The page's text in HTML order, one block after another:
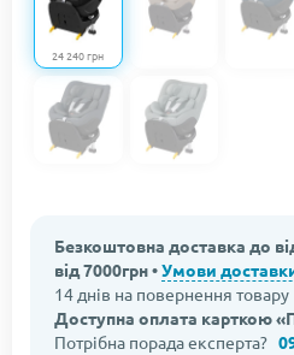
24 240 грн
Безкоштовна доставка до
від 7000грн •Умови
14 днів на повернення товару
Доступна оплата карткою
Потрібна порада експерта?